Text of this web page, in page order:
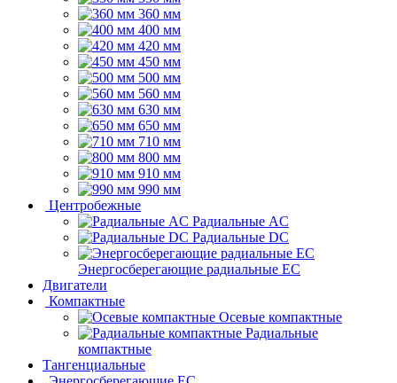
360 мм
400 мм
420 мм
450 мм
500 мм
560 мм
630 мм
650 мм
710 мм
800 мм
910 мм
990 мм
Центробежные
Радиальные AC
Радиальные DC
Энергосберегающие радиальные EC
Двигатели
Компактные
Осевые компактные
Радиальные
компактные
Тангенциальные